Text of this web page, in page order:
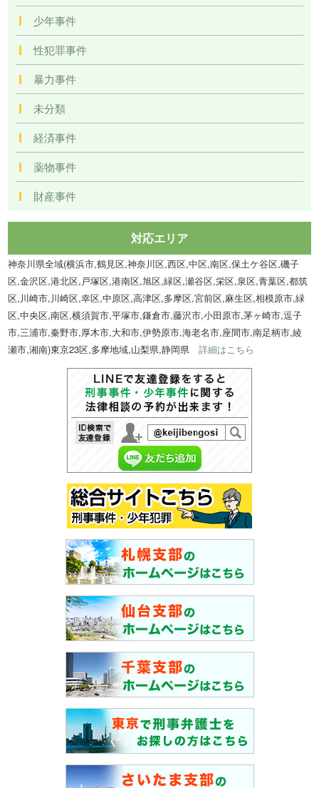
少年事件
性犯罪事件
暴力事件
未分類
経済事件
薬物事件
財産事件
対応エリア
神奈川県全域(横浜市,鶴見区,神奈川区,西区,中区,南区,保土ケ谷区,磯子
区,金沢区,港北区,戸塚区,港南区,旭区,緑区,瀬谷区,栄区,泉区,青葉区,都筑
区,川崎市,川崎区,幸区,中原区,高津区,多摩区,宮前区,麻生区,相模原市,緑
区,中央区,南区,横須賀市,平塚市,鎌倉市,藤沢市,小田原市,茅ヶ崎市,逗子
市,三浦市,秦野市,厚木市,大和市,伊勢原市,海老名市,座間市,南足柄市,綾
瀬市,湘南)東京23区,多摩地域,山梨県,静岡県詳細はこちら